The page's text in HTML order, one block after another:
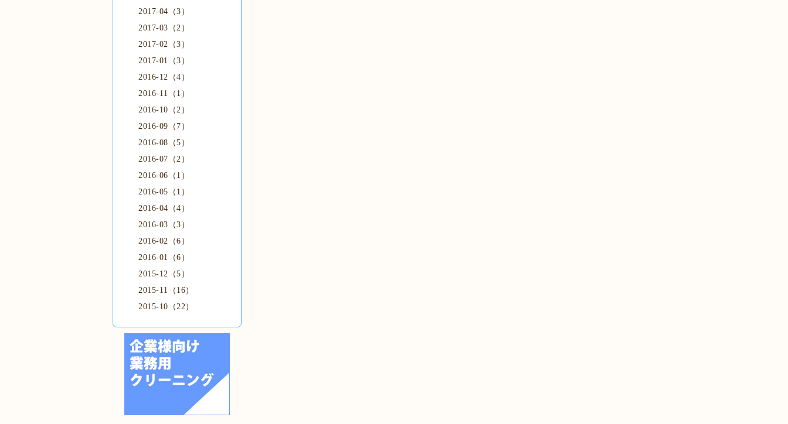
2017-04（3）
2017-03（2）
2017-02（3）
2017-01（3）
2016-12（4）
2016-11（1）
2016-10（2）
2016-09（7）
2016-08（5）
2016-07（2）
2016-06（1）
2016-05（1）
2016-04（4）
2016-03（3）
2016-02（6）
2016-01（6）
2015-12（5）
2015-11（16）
2015-10（22）